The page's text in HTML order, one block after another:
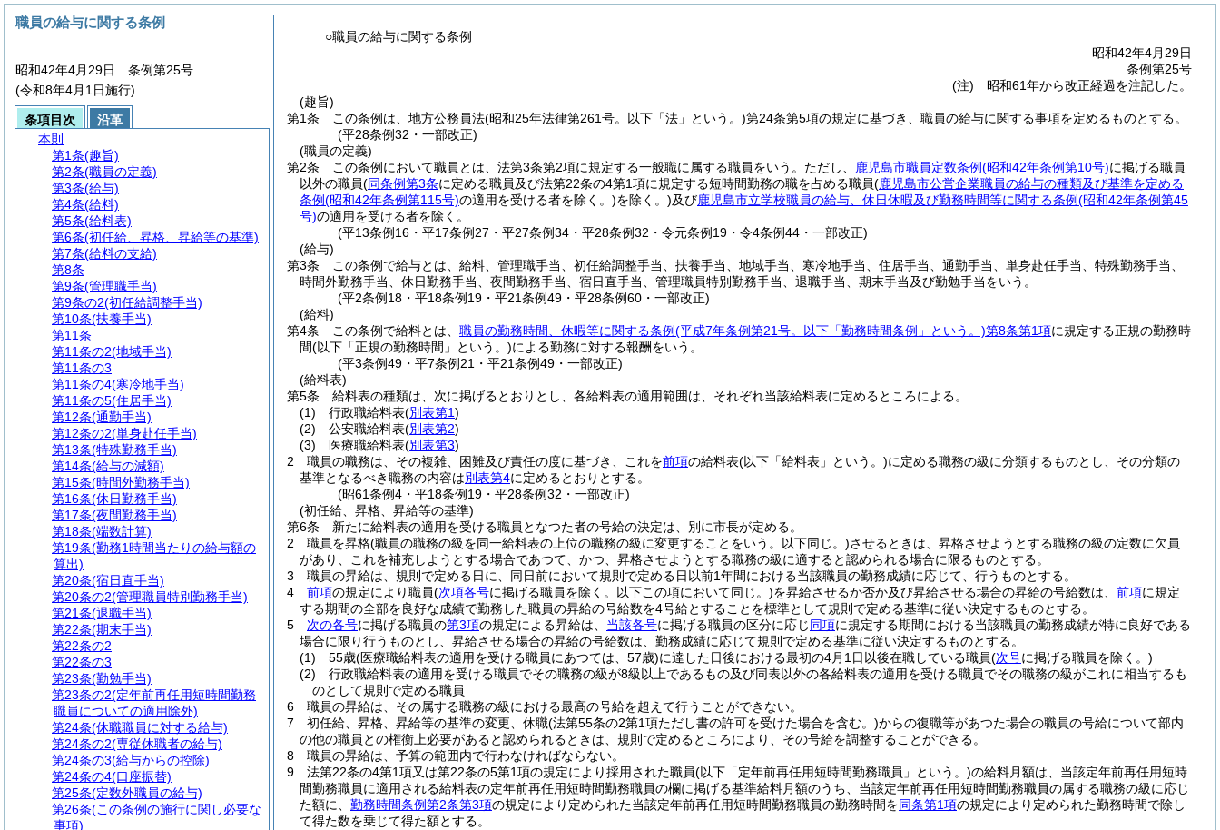
○職員の給与に関する条例
昭和42年4月29日
条例第25号
(注) 昭和61年から改正経過を注記した。
(趣旨)
第1条
この条例は、地方公務員法(昭和25年法律第261号。以下「法」という。)第24条第5項の規定に基づき、職員の給与に関する事項を定めるものとする。
(平28条例32・一部改正)
(職員の定義)
第2条
この条例において職員とは、法第3条第2項に規定する一般職に属する職員をいう。 ただし、 鹿児島市職員定数条例(昭和42年条例第10号)に掲げる職員
以外の職員(同条例第3条に定める職員及び法第22条の4第1項に規定する短時間勤務の職を占める職員(鹿児島市公営企業職員の給与の種類及び基準を定める
条例(昭和42年条例第115号)の適用を受ける者を除く。)を除く。)及び鹿児島市立学校職員の給与、休日休暇及び勤務時間等に関する条例(昭和42年条例第45
号)の適用を受ける者を除く。
(平13条例16・平17条例27・平27条例34・平28条例32・令元条例19・令4条例44・一部改正)
(給与)
第3条
この条例で給与とは、給料、管理職手当、初任給調整手当、扶養手当、地域手当、寒冷地手当、住居手当、通勤手当、単身赴任手当、特殊勤務手当、
時間外勤務手当、休日勤務手当、夜間勤務手当、宿日直手当、管理職員特別勤務手当、退職手当、期末手当及び勤勉手当をいう。
(平2条例18・平18条例19・平21条例49・平28条例60・一部改正)
(給料)
第4条
この条例で給料とは、 職員の勤務時間、休暇等に関する条例(平成7年条例第21号。以下「勤務時間条例」という。)第8条第1項に規定する正規の勤務時
間(以下「正規の勤務時間」という。)による勤務に対する報酬をいう。
(平3条例49・平7条例21・平21条例49・一部改正)
(給料表)
第5条
給料表の種類は、次に掲げるとおりとし、各給料表の適用範囲は、それぞれ当該給料表に定めるところによる。
(1)
行政職給料表(別表第1)
(2)
公安職給料表(別表第2)
(3)
医療職給料表(別表第3)
2
職員の職務は、その複雑、困難及び責任の度に基づき、これを前項の給料表(以下「給料表」という。)に定める職務の級に分類するものとし、その分類の
基準となるべき職務の内容は別表第4に定めるとおりとする。
(昭61条例4・平18条例19・平28条例32・一部改正)
(初任給、昇格、昇給等の基準)
第6条
新たに給料表の適用を受ける職員となつた者の号給の決定は、別に市長が定める。
2
職員を昇格(職員の職務の級を同一給料表の上位の職務の級に変更することをいう。以下同じ。)させるときは、昇格させようとする職務の級の定数に欠員
があり、これを補充しようとする場合であつて、かつ、昇格させようとする職務の級に適すると認められる場合に限るものとする。
3
職員の昇給は、規則で定める日に、同日前において規則で定める日以前1年間における当該職員の勤務成績に応じて、行うものとする。
4
前項の規定により職員(次項各号に掲げる職員を除く。以下この項において同じ。)を昇給させるか否か及び昇給させる場合の昇給の号給数は、 前項に規定
する期間の全部を良好な成績で勤務した職員の昇給の号給数を4号給とすることを標準として規則で定める基準に従い決定するものとする。
5
次の各号に掲げる職員の第3項の規定による昇給は、 当該各号に掲げる職員の区分に応じ同項に規定する期間における当該職員の勤務成績が特に良好である
場合に限り行うものとし、昇給させる場合の昇給の号給数は、勤務成績に応じて規則で定める基準に従い決定するものとする。
(1)
55歳(医療職給料表の適用を受ける職員にあつては、57歳)に達した日後における最初の4月1日以後在職している職員(次号に掲げる職員を除く。)
(2)
行政職給料表の適用を受ける職員でその職務の級が8級以上であるもの及び同表以外の各給料表の適用を受ける職員でその職務の級がこれに相当するも
のとして規則で定める職員
6
職員の昇給は、その属する職務の級における最高の号給を超えて行うことができない。
7
初任給、昇格、昇給等の基準の変更、休職(法第55条の2第1項ただし書の許可を受けた場合を含む。)からの復職等があつた場合の職員の号給について部内
の他の職員との権衡上必要があると認められるときは、規則で定めるところにより、その号給を調整することができる。
8
職員の昇給は、予算の範囲内で行わなければならない。
9
法第22条の4第1項又は第22条の5第1項の規定により採用された職員(以下「定年前再任用短時間勤務職員」という。)の給料月額は、当該定年前再任用短時
間勤務職員に適用される給料表の定年前再任用短時間勤務職員の欄に掲げる基準給料月額のうち、当該定年前再任用短時間勤務職員の属する職務の級に応じ
た額に、 勤務時間条例第2条第3項の規定により定められた当該定年前再任用短時間勤務職員の勤務時間を同条第1項の規定により定められた勤務時間で除し
て得た数を乗じて得た額とする。
職員の給与に関する条例
昭和42年4月29日 条例第25号
(令和8年4月1日施行)
条項目次
沿革
本則
第1条(趣旨)
第2条(職員の定義)
第3条(給与)
第4条(給料)
第5条(給料表)
第6条(初任給、昇格、昇給等の基準)
第7条(給料の支給)
第8条
第9条(管理職手当)
第9条の2(初任給調整手当)
第10条(扶養手当)
第11条
第11条の2(地域手当)
第11条の3
第11条の4(寒冷地手当)
第11条の5(住居手当)
第12条(通勤手当)
第12条の2(単身赴任手当)
第13条(特殊勤務手当)
第14条(給与の減額)
第15条(時間外勤務手当)
第16条(休日勤務手当)
第17条(夜間勤務手当)
第18条(端数計算)
第19条(勤務1時間当たりの給与額の
算出)
第20条(宿日直手当)
第20条の2(管理職員特別勤務手当)
第21条(退職手当)
第22条(期末手当)
第22条の2
第22条の3
第23条(勤勉手当)
第23条の2(定年前再任用短時間勤務
職員についての適用除外)
第24条(休職職員に対する給与)
第24条の2(専従休職者の給与)
第24条の3(給与からの控除)
第24条の4(口座振替)
第25条(定数外職員の給与)
第26条(この条例の施行に関し必要な
事項)